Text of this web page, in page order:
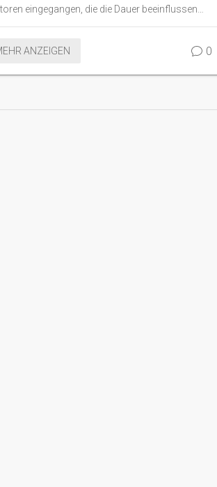
eingegangen, die die Dauer beeinflussen
und gibt einen Einblick in die Wissenschaft
von CBD, sowie praktische Tipps, wie Sie
ANZEIGEN 0